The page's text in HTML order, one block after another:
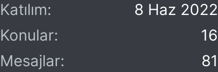
Katılım
8 Haz 2022
Konular
16
Mesajlar
81